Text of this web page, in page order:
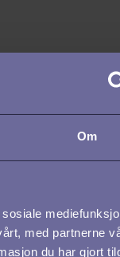
Om
med partnerne
du har gjort